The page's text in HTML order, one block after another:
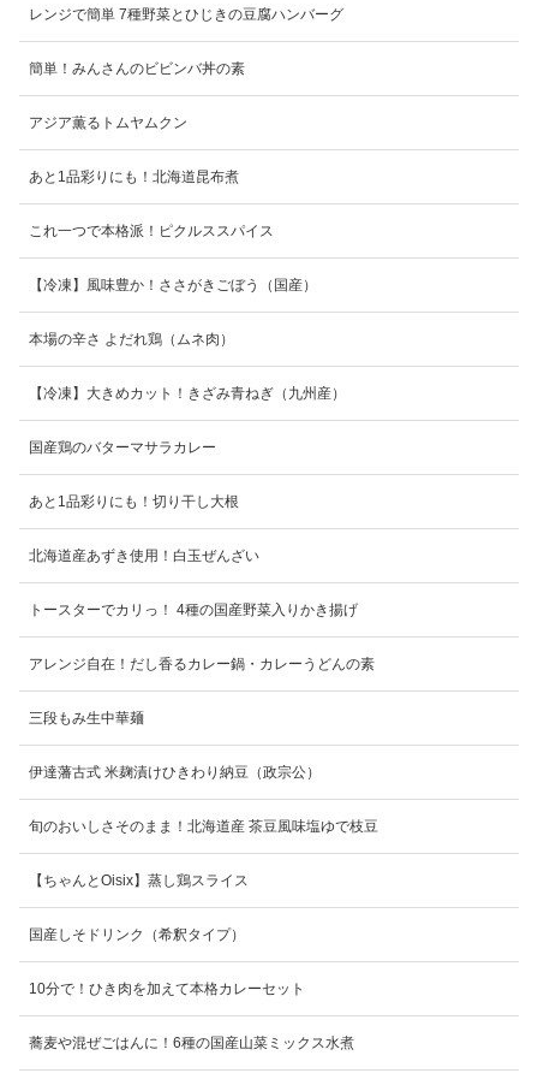
レンジで簡単 7種野菜とひじきの豆腐ハンバーグ
簡単！みんさんのビビンバ丼の素
アジア薫るトムヤムクン
あと1品彩りにも！北海道昆布煮
これ一つで本格派！ピクルススパイス
【冷凍】風味豊か！ささがきごぼう（国産）
本場の辛さ よだれ鶏（ムネ肉）
【冷凍】大きめカット！きざみ青ねぎ（九州産）
国産鶏のバターマサラカレー
あと1品彩りにも！切り干し大根
北海道産あずき使用！白玉ぜんざい
トースターでカリっ！ 4種の国産野菜入りかき揚げ
アレンジ自在！だし香るカレー鍋・カレーうどんの素
三段もみ生中華麺
伊達藩古式 米麹漬けひきわり納豆（政宗公）
旬のおいしさそのまま！北海道産 茶豆風味塩ゆで枝豆
【ちゃんとOisix】蒸し鶏スライス
国産しそドリンク（希釈タイプ）
10分で！ひき肉を加えて本格カレーセット
蕎麦や混ぜごはんに！6種の国産山菜ミックス水煮